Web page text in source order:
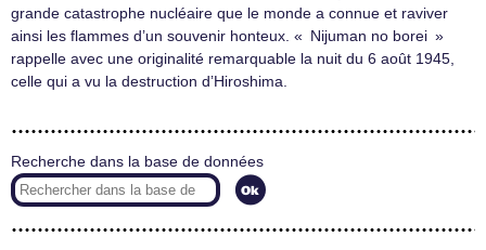
grande catastrophe nucléaire que le monde a connue et raviver
ainsi les flammes d’un souvenir honteux. « Nijuman no borei »
rappelle avec une originalité remarquable la nuit du 6 août 1945,
celle qui a vu la destruction d’Hiroshima.
Recherche dans la base de données